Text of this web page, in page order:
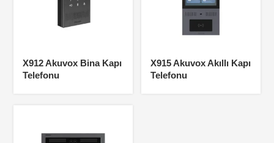
X912 Akuvox Bina Kapı
Telefonu
X915 Akuvox Akıllı Kapı
Telefonu